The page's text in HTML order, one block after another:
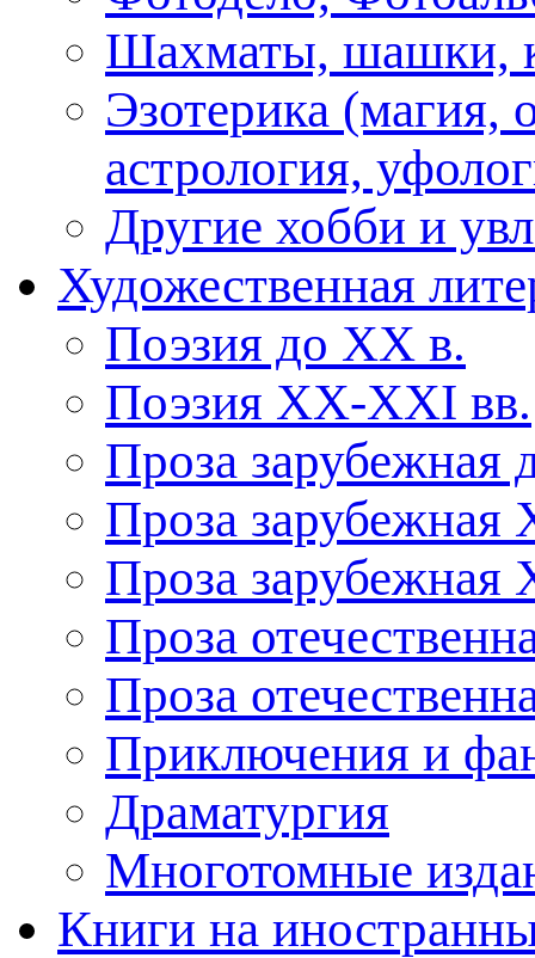
Шахматы, шашки,
Эзотерика (магия,
астрология,
Другие хобби и
Художественная
Поэзия до XX в.
Поэзия XX-XXI вв.
Проза зарубежная
Проза зарубежная
Проза
Проза
Проза
Приключения и
Драматургия
Многотомные
Книги на